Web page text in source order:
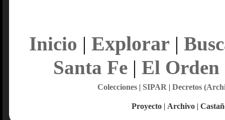
Inicio | Explorar |
Santa Fe| El Orden
Colecciones| SIPAR | Decretos
Proyecto | Archivo |